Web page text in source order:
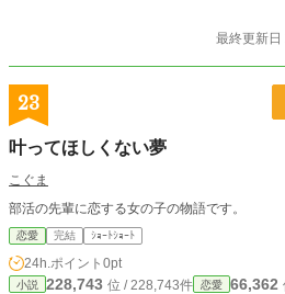
最終更新
23
叶ってほしくない夢
こぐま
部活の先輩に恋する女の子の物語です。
恋愛 完結 ｼｮｰﾄｼｮｰﾄ
24h.ポイント 0pt
小説 228,743 位 / 228,743件 恋愛 66,362